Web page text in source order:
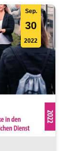
Sep.
30
2022